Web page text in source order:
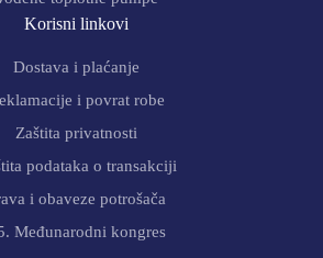
Korisni linkovi
Dostava i plaćanje
i povrat robe
Zaštita privatnosti
podataka o transakciji
i obaveze potrošača
Međunarodni kongres